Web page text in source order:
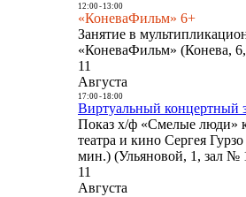
12:00- 13:00
«КоневаФильм» 6+
Занятие в
«КоневаФильм» (Конева,
11
Августа
17:00- 18:00
Виртуальный концертный
Показ х/ф «Смелые люди»
театра и кино Сергея
мин.) (Ульяновой, 1, зал №
11
Августа